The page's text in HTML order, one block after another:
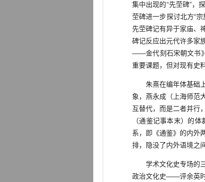
集中出现的“先茔碑”，
茔碑进一步探讨北方“
先茔碑记有异于家庙、
碑记反应出元代许多家
——金代刻石宋朝文书》
重要课题，但对现有史
朱熹在编年体基础上
象，燕永成（上海师范
互替代，而是二者并行
（通鉴记事本末）的
系，即《通鉴》的内外
排，隐没了内外语境之
学术文化史专场的三
政治文化史——评余英时